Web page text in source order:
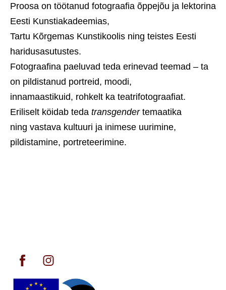
Proosa on töötanud fotograafia õppejõu ja lektorina
Eesti Kunstiakadeemias,
Tartu Kõrgemas Kunstikoolis ning teistes Eesti
haridusasutustes.
Fotograafina paeluvad teda erinevad teemad – ta
on pildistanud portreid, moodi,
innamaastikuid, rohkelt ka teatrifotograafiat.
Eriliselt köidab teda transgendertemaatika
ning vastava kultuuri ja inimese uurimine,
pildistamine, portreteerimine.